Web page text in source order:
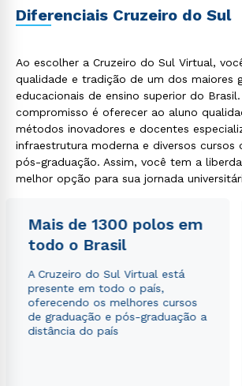
Diferenciais Cruzeiro do Sul
Ao escolher a Cruzeiro do Sul Virtual,
qualidade e tradição de um dos maiores
educacionais de ensino superior do
compromisso é oferecer ao aluno
métodos inovadores e docentes
infraestrutura moderna e diversos cursos
pós-graduação. Assim, você tem a
melhor opção para sua jornada
Mais de 1300 polos em
todo o Brasil
A Cruzeiro do Sul Virtual está
presente em todo o país,
oferecendo os melhores cursos
de graduação e pós-graduação a
distância do país